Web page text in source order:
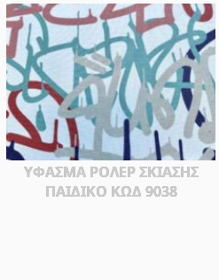
ΥΦΑΣΜΑ ΡΟΛΕΡ ΣΚΙΑΣΗΣ
ΠΑΙΔΙΚΟ ΚΩΔ 9038